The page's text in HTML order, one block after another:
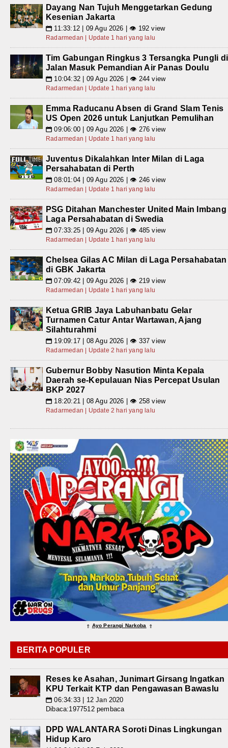
Dayang Nan Tujuh Menggetarkan Gedung
Kesenian Jakarta
📅 11:33:12 | 09 Agu 2026 | 👁 192 view
Radarmedan | Update 1 hari yang lalu
Tim Gabungan Ringkus 3 Tersangka Pungli di
Jalan Masuk Pemandian Air Panas Doulu
📅 10:04:32 | 09 Agu 2026 | 👁 244 view
Radarmedan | Update 1 hari yang lalu
Emma Raducanu Absen di Grand Slam Tenis
US Open 2026 untuk Lanjutkan Pemulihan
📅 09:06:00 | 09 Agu 2026 | 👁 276 view
Radarmedan | Update 1 hari yang lalu
Juventus Dikalahkan Inter Milan di Laga
Persahabatan di Perth
📅 08:01:04 | 09 Agu 2026 | 👁 246 view
Radarmedan | Update 1 hari yang lalu
PSG Ditahan Manchester United Main Imbang
Laga Persahabatan di Swedia
📅 07:33:25 | 09 Agu 2026 | 👁 485 view
Radarmedan | Update 1 hari yang lalu
Chelsea Gilas AC Milan di Laga Persahabatan
di GBK Jakarta
📅 07:09:42 | 09 Agu 2026 | 👁 219 view
Radarmedan | Update 1 hari yang lalu
Ketua GRIB Jaya Labuhanbatu Gelar
Turnamen Catur Antar Wartawan, Ajang
Silahturahmi
📅 19:09:17 | 08 Agu 2026 | 👁 337 view
Radarmedan | Update 2 hari yang lalu
Gubernur Bobby Nasution Minta Kepala
Daerah se-Kepulauan Nias Percepat Usulan
BKP 2027
📅 18:20:21 | 08 Agu 2026 | 👁 258 view
Radarmedan | Update 2 hari yang lalu
⇑ Ayo Perangi Narkoba ⇑
BERITA POPULER
Reses ke Asahan, Junimart Girsang Ingatkan
KPU Terkait KTP dan Pengawasan Bawaslu
📅 06:34:33 | 12 Jan 2020
Dibaca:1977512 pembaca
DPD WALANTARA Soroti Dinas Lingkungan
Hidup Karo